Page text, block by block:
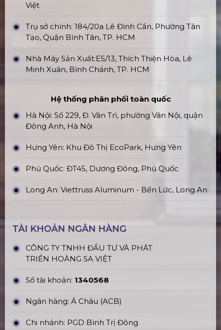
Việt
Trụ sở chính: 184/20a Lê Đình Cẩn, Phường Tân
Tạo, Quận Bình Tân, TP. HCM
Nhà Máy Sản Xuất:E5/13, Thích Thiện Hòa, Lê
Minh Xuân, Bình Chánh, TP. HCM
Hệ thống phân phối toàn quốc
Hà Nội: Số 229, Đ. Vân Trì, phường Vân Nội, quận
Đông Anh, Hà Nội
Hưng Yên: Khu Đô Thị EcoPark, Hưng Yên
Phú Quốc: ĐT45, Dương Đông, Phú Quốc
Long An: Viettruss Aluminum - Bến Lức, Long An
TÀI KHOẢN NGÂN HÀNG
CÔNG TY TNHH ĐẦU TƯ VÀ PHÁT
TRIỂN HOÀNG SA VIỆT
Số tài khoản: 1340568
Ngân hàng: Á Châu (ACB)
Chi nhánh: PGD Bình Trị Đông